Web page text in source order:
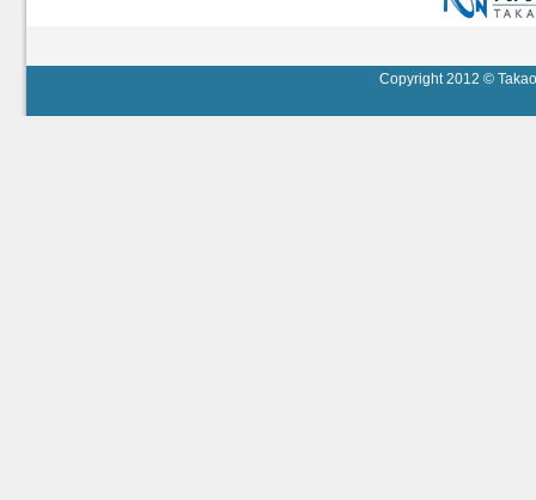
Copyright 2012 ©